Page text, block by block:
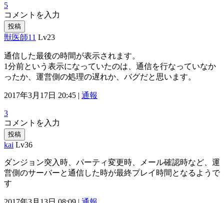
5
コメントを入力
投稿
獣医師11 Lv23
通信した最後の時間が表示されます。
1分前という表示になっていたのは、通信を行なっていなか
ったか、運営側の処理の遅れか、バグだと思います。
2017年3月17日 20:45 | 通報
3
コメントを入力
投稿
kai Lv36
ダンジョン突入時、パーティ変更時、メール確認時など、運
営側のサーバーと通信した時が最終プレイ時間となるようで
す